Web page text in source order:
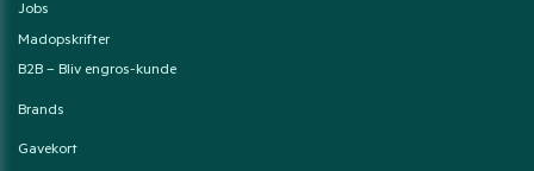
Jobs
Madopskrifter
B2B – Bliv engros-kunde
Brands
Gavekort